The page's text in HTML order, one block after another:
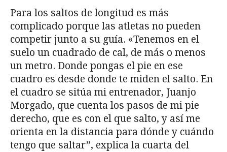
Para los saltos de longitud es más
complicado porque las atletas no pueden
competir junto a su guía. «Tenemos en el
suelo un cuadrado de cal, de más o menos
un metro. Donde pongas el pie en ese
cuadro es desde donde te miden el salto. En
el cuadro se sitúa mi entrenador, Juanjo
Morgado, que cuenta los pasos de mi pie
derecho, que es con el que salto, y así me
orienta en la distancia para dónde y cuándo
tengo que saltar”, explica la cuarta del